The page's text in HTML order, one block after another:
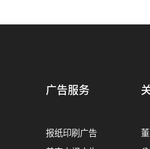
广告服务
报纸印刷广告